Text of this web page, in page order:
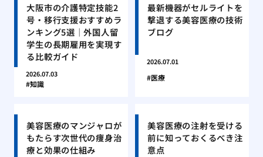
大阪市の介護特定技能2
号・移行支援おすすめラ
ンキング5選｜外国人留
学生の長期雇用を実現す
る比較ガイド
2026.07.03
知識
最新機器がセルライトを
撃退する美容医療の技術
ブログ
2026.07.01
医療
美容医療のマンジャロが
もたらす次世代の痩身治
療と効果の仕組み
美容医療の注射を受ける
前に知っておくるべき注
意点